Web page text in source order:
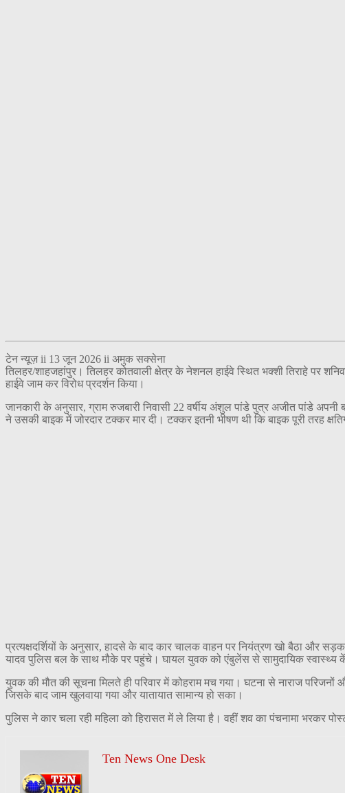
टेन न्यूज़ ii 13 जून 2026 ii अमुक सक्सेना
तिलहर/शाहजहांपुर। तिलहर कोतवाली क्षेत्र के नेशनल हाईवे स्थित भक्शी तिराहे पर
हाईवे जाम कर विरोध प्रदर्शन किया।
जानकारी के अनुसार, ग्राम रुजबारी निवासी 22 वर्षीय अंशुल पांडे पुत्र अजीत पांडे
ने उसकी बाइक में जोरदार टक्कर मार दी। टक्कर इतनी भीषण थी कि बाइक पूरी तरह
प्रत्यक्षदर्शियों के अनुसार, हादसे के बाद कार चालक वाहन पर नियंत्रण खो बैठा और
यादव पुलिस बल के साथ मौके पर पहुंचे। घायल युवक को एंबुलेंस से सामुदायिक स्वास्थ्य
युवक की मौत की सूचना मिलते ही परिवार में कोहराम मच गया। घटना से नाराज परिजनों
जिसके बाद जाम खुलवाया गया और यातायात सामान्य हो सका।
पुलिस ने कार चला रही महिला को हिरासत में ले लिया है। वहीं शव का पंचनामा भरकर
Ten News One Desk